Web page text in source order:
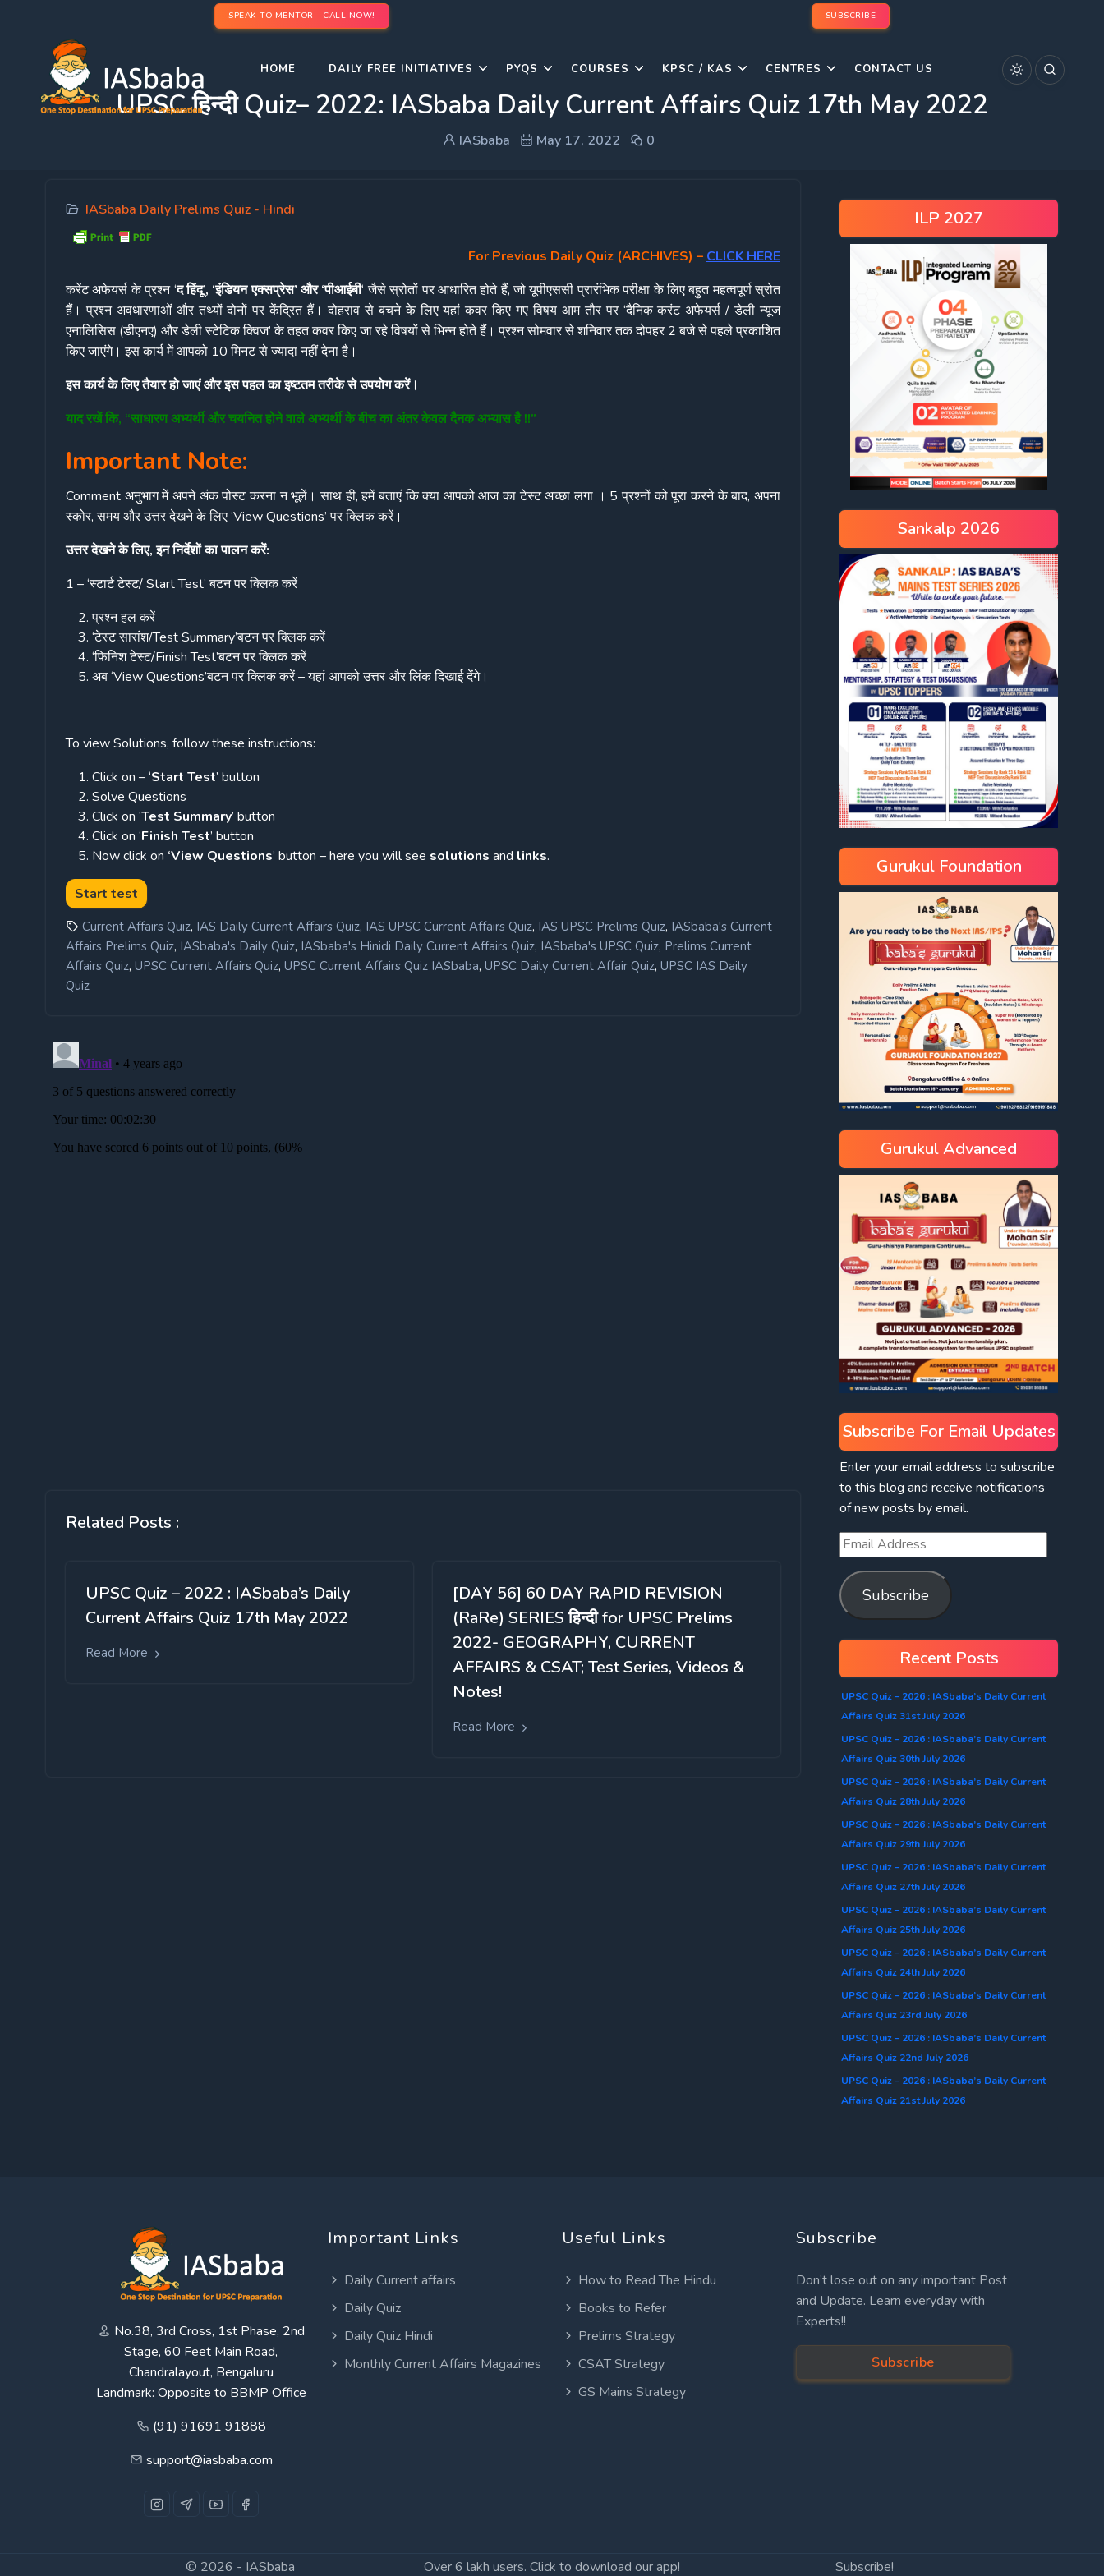
SPEAK TO MENTOR - CALL NOW! SUBSCRIBE
HOME DAILY FREE INITIATIVES PYQS COURSES KPSC / KAS CENTRES CONTACT US
UPSC हिन्दी Quiz– 2022: IASbaba Daily Current Affairs Quiz 17th May 2022
IASbaba May 17, 2022 0
IASbaba Daily Prelims Quiz - Hindi
For Previous Daily Quiz (ARCHIVES) – CLICK HERE
करेंट अफेयर्स के प्रश्न ‘द हिंदू’, ‘इंडियन एक्सप्रेस’ और ‘पीआईबी‘ जैसे स्रोतों पर आधारित होते हैं, जो यूपीएससी प्रारंभिक परीक्षा के लिए बहुत महत्वपूर्ण स्रोत
हैं। प्रश्न अवधारणाओं और तथ्यों दोनों पर केंद्रित हैं। दोहराव से बचने के लिए यहां कवर किए गए विषय आम तौर पर ‘दैनिक करंट अफेयर्स / डेली न्यूज
एनालिसिस (डीएनए) और डेली स्टेटिक क्विज’ के तहत कवर किए जा रहे विषयों से भिन्न होते हैं। प्रश्न सोमवार से शनिवार तक दोपहर 2 बजे से पहले प्रकाशित
किए जाएंगे। इस कार्य में आपको 10 मिनट से ज्यादा नहीं देना है।
इस कार्य के लिए तैयार हो जाएं और इस पहल का इष्टतम तरीके से उपयोग करें।
याद रखें कि, “साधारण अभ्यर्थी और चयनित होने वाले अभ्यर्थी के बीच का अंतर केवल दैनक अभ्यास है !!”
Important Note:
Comment अनुभाग में अपने अंक पोस्ट करना न भूलें। साथ ही, हमें बताएं कि क्या आपको आज का टेस्ट अच्छा लगा । 5 प्रश्नों को पूरा करने के बाद, अपना
स्कोर, समय और उत्तर देखने के लिए ‘View Questions’ पर क्लिक करें।
उत्तर देखने के लिए, इन निर्देशों का पालन करें:
1 – ‘स्टार्ट टेस्ट/ Start Test’ बटन पर क्लिक करें
प्रश्न हल करें
‘टेस्ट सारांश/Test Summary’बटन पर क्लिक करें
‘फिनिश टेस्ट/Finish Test’बटन पर क्लिक करें
अब ‘View Questions’बटन पर क्लिक करें – यहां आपको उत्तर और लिंक दिखाई देंगे।
To view Solutions, follow these instructions:
Click on – ‘Start Test’ button
Solve Questions
Click on ‘Test Summary’ button
Click on ‘Finish Test’ button
Now click on ‘View Questions’ button – here you will see solutions and links.
Current Affairs Quiz, IAS Daily Current Affairs Quiz, IAS UPSC Current Affairs Quiz, IAS UPSC Prelims Quiz, IASbaba's Current
Affairs Prelims Quiz, IASbaba's Daily Quiz, IASbaba's Hinidi Daily Current Affairs Quiz, IASbaba's UPSC Quiz, Prelims Current
Affairs Quiz, UPSC Current Affairs Quiz, UPSC Current Affairs Quiz IASbaba, UPSC Daily Current Affair Quiz, UPSC IAS Daily
Quiz
Related Posts :
UPSC Quiz – 2022 : IASbaba’s Daily
Current Affairs Quiz 17th May 2022
Read More
[DAY 56] 60 DAY RAPID REVISION
(RaRe) SERIES हिन्दी for UPSC Prelims
2022- GEOGRAPHY, CURRENT
AFFAIRS & CSAT; Test Series, Videos &
Notes!
Read More
ILP 2027
Sankalp 2026
Gurukul Foundation
Gurukul Advanced
Subscribe For Email Updates
Enter your email address to subscribe
to this blog and receive notifications
of new posts by email.
Subscribe
Recent Posts
UPSC Quiz – 2026 : IASbaba’s Daily Current
Affairs Quiz 31st July 2026
UPSC Quiz – 2026 : IASbaba’s Daily Current
Affairs Quiz 30th July 2026
UPSC Quiz – 2026 : IASbaba’s Daily Current
Affairs Quiz 28th July 2026
UPSC Quiz – 2026 : IASbaba’s Daily Current
Affairs Quiz 29th July 2026
UPSC Quiz – 2026 : IASbaba’s Daily Current
Affairs Quiz 27th July 2026
UPSC Quiz – 2026 : IASbaba’s Daily Current
Affairs Quiz 25th July 2026
UPSC Quiz – 2026 : IASbaba’s Daily Current
Affairs Quiz 24th July 2026
UPSC Quiz – 2026 : IASbaba’s Daily Current
Affairs Quiz 23rd July 2026
UPSC Quiz – 2026 : IASbaba’s Daily Current
Affairs Quiz 22nd July 2026
UPSC Quiz – 2026 : IASbaba’s Daily Current
Affairs Quiz 21st July 2026
No.38, 3rd Cross, 1st Phase, 2nd
Stage, 60 Feet Main Road,
Chandralayout, Bengaluru
Landmark: Opposite to BBMP Office
(91) 91691 91888
support@iasbaba.com
Important Links
Daily Current affairs
Daily Quiz
Daily Quiz Hindi
Monthly Current Affairs Magazines
Useful Links
How to Read The Hindu
Books to Refer
Prelims Strategy
CSAT Strategy
GS Mains Strategy
Subscribe
Don’t lose out on any important Post
and Update. Learn everyday with
Experts!!
Subscribe
© 2026 - IASbaba Over 6 lakh users. Click to download our app! Subscribe!